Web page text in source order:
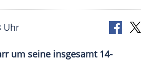
Uhr
um seine insgesamt 14-